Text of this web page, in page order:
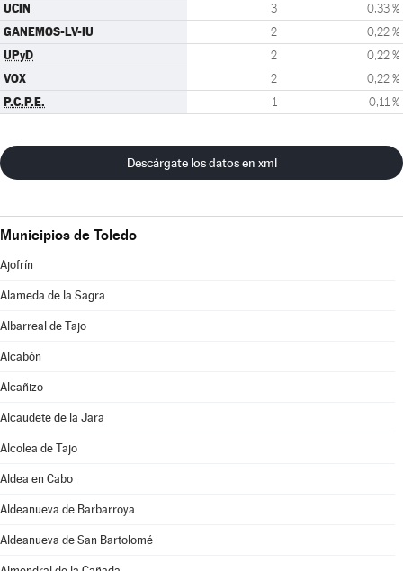
UCIN 3 0,33 %
GANEMOS-LV-IU 2 0,22 %
UPyD 2 0,22 %
VOX 2 0,22 %
P.C.P.E. 1 0,11 %
Descárgate los datos en xml
Municipios de Toledo
Ajofrín
Alameda de la Sagra
Albarreal de Tajo
Alcabón
Alcañizo
Alcaudete de la Jara
Alcolea de Tajo
Aldea en Cabo
Aldeanueva de Barbarroya
Aldeanueva de San Bartolomé